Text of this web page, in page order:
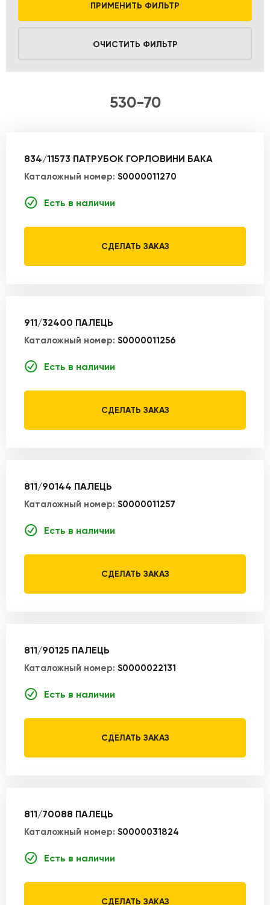
ПРИМЕНИТЬ ФИЛЬТР
ОЧИСТИТЬ ФИЛЬТР
530-70
834/11573 ПАТРУБОК ГОРЛОВИНИ БАКА
Каталожный номер: S0000011270
Есть в наличии
СДЕЛАТЬ ЗАКАЗ
911/32400 ПАЛЕЦЬ
Каталожный номер: S0000011256
Есть в наличии
СДЕЛАТЬ ЗАКАЗ
811/90144 ПАЛЕЦЬ
Каталожный номер: S0000011257
Есть в наличии
СДЕЛАТЬ ЗАКАЗ
811/90125 ПАЛЕЦЬ
Каталожный номер: S0000022131
Есть в наличии
СДЕЛАТЬ ЗАКАЗ
811/70088 ПАЛЕЦЬ
Каталожный номер: S0000031824
Есть в наличии
СДЕЛАТЬ ЗАКАЗ